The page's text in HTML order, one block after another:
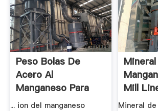
Peso Bolas De
Acero Al
Manganeso Para
Molino - .
... ion del manganeso
Mill
Mineral